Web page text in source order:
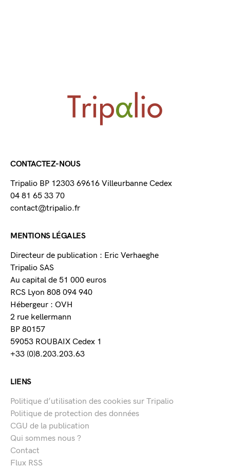
CONTACTEZ-NOUS
Tripalio BP 12303 69616 Villeurbanne Cedex
04 81 65 33 70
contact@tripalio.fr
MENTIONS LÉGALES
Directeur de publication : Eric Verhaeghe
Tripalio SAS
Au capital de 51 000 euros
RCS Lyon 808 094 940
Hébergeur : OVH
2 rue kellermann
BP 80157
59053 ROUBAIX Cedex 1
+33 (0)8.203.203.63
LIENS
Politique d’utilisation des cookies sur Tripalio
Politique de protection des données
CGU de la publication
Qui sommes nous ?
Contact
Flux RSS